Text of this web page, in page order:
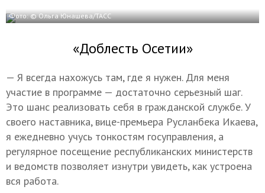
Фото: © Ольга Юнашева/ТАСС
«Доблесть Осетии»
— Я всегда нахожусь там, где я нужен. Для меня
участие в программе — достаточно серьезный шаг.
Это шанс реализовать себя в гражданской службе. У
своего наставника, вице-премьера Русланбека Икаева,
я ежедневно учусь тонкостям госуправления, а
регулярное посещение республиканских министерств
и ведомств позволяет изнутри увидеть, как устроена
вся работа.